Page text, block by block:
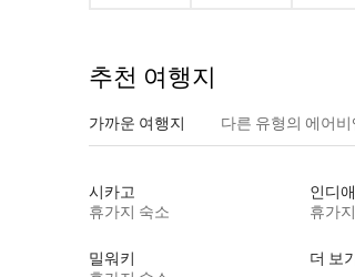
추천 여행지
가까운 여행지 다른 유형의 에어
시카고
휴가지 숙소
인디
휴가
밀워키
더 보